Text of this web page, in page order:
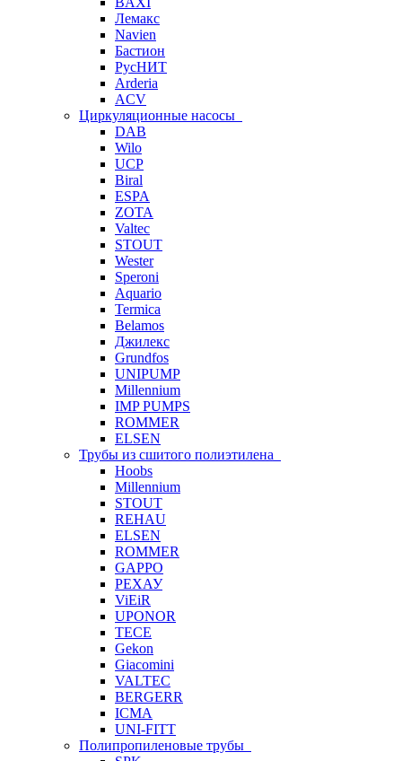
Лемакс
Navien
Бастион
РусНИТ
Arderia
ACV
Циркуляционные насосы
DAB
Wilo
UCP
Biral
ESPA
ZOTA
Valtec
STOUT
Wester
Speroni
Aquario
Termica
Belamos
Джилекс
Grundfos
UNIPUMP
Millennium
IMP PUMPS
ROMMER
ELSEN
Трубы из сшитого полиэтилена
Hoobs
Millennium
STOUT
REHAU
ELSEN
ROMMER
GAPPO
РЕХАУ
ViEiR
UPONOR
TECE
Gekon
Giacomini
VALTEC
BERGERR
ICMA
UNI-FITT
Полипропиленовые трубы